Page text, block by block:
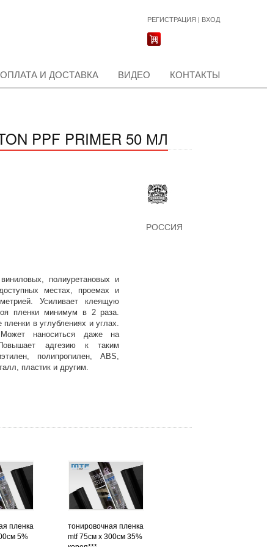
РЕГИСТРАЦИЯ | ВХОД
ОПЛАТА И ДОСТАВКА ВИДЕО КОНТАКТЫ
PPF PRIMER 50 МЛ
полиуретановых и
местах, проемах и
Усиливает клеящую
пленки минимум в 2 раза.
в углублениях и углах.
наноситься даже на
адгезию к таким
полипропилен, ABS,
пластик и другим.
РОССИЯ
пленка
5%
тонировочная пленка
mtf 75см х 300см 35%